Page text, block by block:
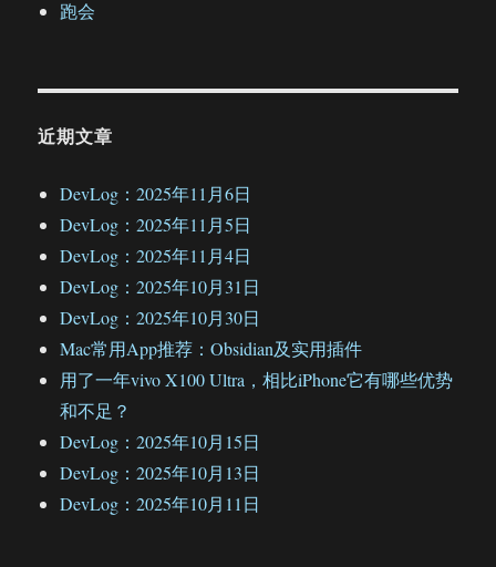
跑会
近期文章
DevLog：2025年11月6日
DevLog：2025年11月5日
DevLog：2025年11月4日
DevLog：2025年10月31日
DevLog：2025年10月30日
Mac常用App推荐：Obsidian及实用插件
用了一年vivo X100 Ultra，相比iPhone它有哪些优势
和不足？
DevLog：2025年10月15日
DevLog：2025年10月13日
DevLog：2025年10月11日